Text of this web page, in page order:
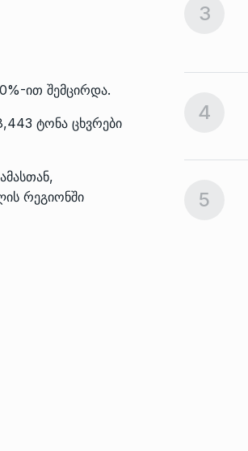
ით შემცირდა.
ტონა ცხვრები
ამასთან,
რეგიონში
მინისტრი ირაკლი
ოზურგეთის
სტარტაპერებს…
მინისტრმა ირაკლი
3
4
5